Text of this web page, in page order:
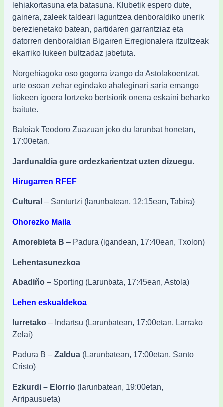
lehiakortasuna eta batasuna. Klubetik espero dute,
gainera, zaleek taldeari laguntzea denboraldiko unerik
berezienetako batean, partidaren garrantziaz eta
datorren denboraldian Bigarren Erregionalera itzultzeak
ekarriko lukeen bultzadaz jabetuta.
Norgehiagoka oso gogorra izango da Astolakoentzat,
urte osoan zehar egindako ahaleginari saria emango
liokeen igoera lortzeko bertsiorik onena eskaini beharko
baitute.
Baloiak Teodoro Zuazuan joko du larunbat honetan,
17:00etan.
Jardunaldia gure ordezkarientzat uzten dizuegu.
Hirugarren RFEF
Cultural – Santurtzi (larunbatean, 12:15ean, Tabira)
Ohorezko Maila
Amorebieta B – Padura (igandean, 17:40ean, Txolon)
Lehentasunezkoa
Abadiño – Sporting (Larunbata, 17:45ean, Astola)
Lehen eskualdekoa
Iurretako – Indartsu (Larunbatean, 17:00etan, Larrako
Zelai)
Padura B – Zaldua (Larunbatean, 17:00etan, Santo
Cristo)
Ezkurdi – Elorrio (larunbatean, 19:00etan,
Arripausueta)